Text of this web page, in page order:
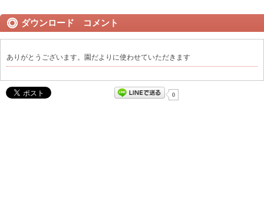
ダウンロード コメント
ありがとうございます。園だよりに使わせていただきます
0